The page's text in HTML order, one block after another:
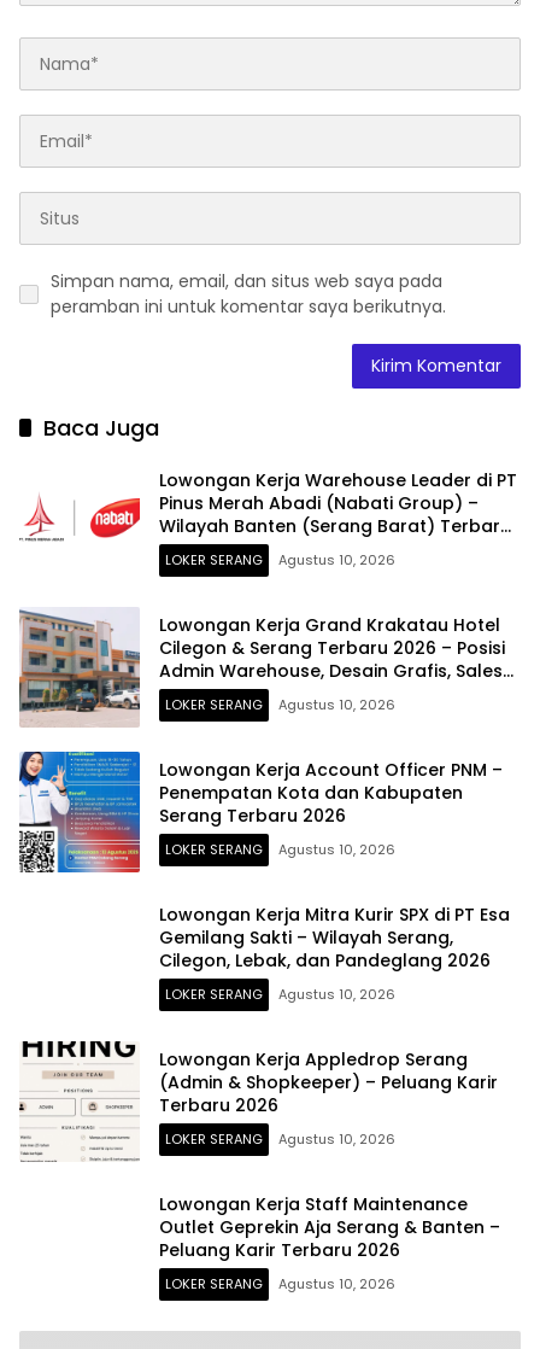
Simpan nama, email, dan situs web saya pada
peramban ini untuk komentar saya berikutnya.
Baca Juga
Lowongan Kerja Warehouse Leader di PT
Pinus Merah Abadi (Nabati Group) –
Wilayah Banten (Serang Barat) Terbaru
2026
LOKER SERANG Agustus 10, 2026
Lowongan Kerja Grand Krakatau Hotel
Cilegon & Serang Terbaru 2026 – Posisi
Admin Warehouse, Desain Grafis, Sales
Marketing, & Manager Operasional
LOKER SERANG Agustus 10, 2026
Lowongan Kerja Account Officer PNM –
Penempatan Kota dan Kabupaten
Serang Terbaru 2026
LOKER SERANG Agustus 10, 2026
Lowongan Kerja Mitra Kurir SPX di PT Esa
Gemilang Sakti – Wilayah Serang,
Cilegon, Lebak, dan Pandeglang 2026
LOKER SERANG Agustus 10, 2026
Lowongan Kerja Appledrop Serang
(Admin & Shopkeeper) – Peluang Karir
Terbaru 2026
LOKER SERANG Agustus 10, 2026
Lowongan Kerja Staff Maintenance
Outlet Geprekin Aja Serang & Banten –
Peluang Karir Terbaru 2026
LOKER SERANG Agustus 10, 2026